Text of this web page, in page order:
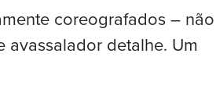
coreografados – não
avassalador detalhe. Um